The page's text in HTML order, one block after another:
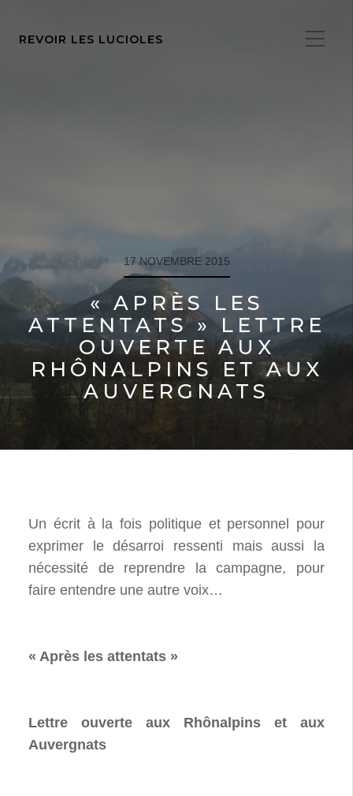
REVOIR LES LUCIOLES
17 NOVEMBRE 2015
« APRÈS LES
ATTENTATS » LETTRE
OUVERTE AUX
RHÔNALPINS ET AUX
AUVERGNATS
Un écrit à la fois politique et personnel pour
exprimer le désarroi ressenti mais aussi la
nécessité de reprendre la campagne, pour
faire entendre une autre voix…
« Après les attentats »
Lettre ouverte aux Rhônalpins et aux
Auvergnats